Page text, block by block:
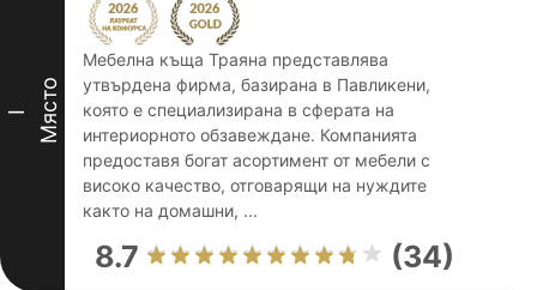
I Място
Мебелна къща Траяна представлява
утвърдена фирма, базирана в Павликени,
която е специализирана в сферата на
интериорното обзавеждане. Компанията
предоставя богат асортимент от мебели с
високо качество, отговарящи на нуждите
както на домашни, ...
8.7 (34)